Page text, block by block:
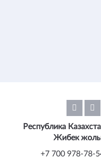
Республика
Жибек
+7 700 978-78-